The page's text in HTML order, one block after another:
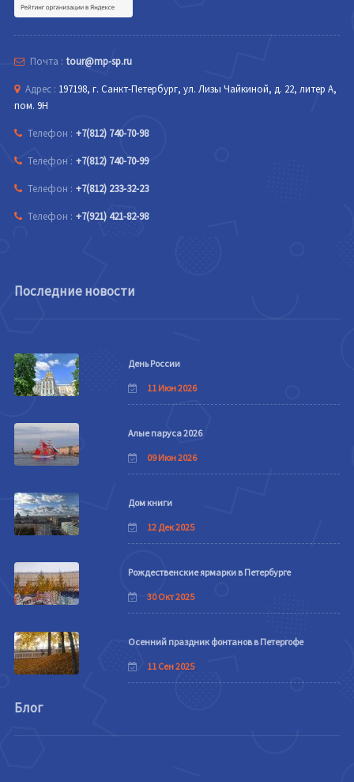
Почта : tour@mp-sp.ru
Адрес : 197198, г. Санкт-Петербург, ул. Лизы Чайкиной, д. 22, литер А,
пом. 9Н
Телефон : +7(812) 740-70-98
Телефон : +7(812) 740-70-99
Телефон : +7(812) 233-32-23
Телефон : +7(921) 421-82-98
Последние новости
День России
11 Июн 2026
Алые паруса 2026
09 Июн 2026
Дом книги
12 Дек 2025
Рождественские ярмарки в Петербурге
30 Окт 2025
Осенний праздник фонтанов в Петергофе
11 Сен 2025
Блог